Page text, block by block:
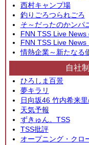
西村キャンプ場
釣りごろつられごろ
そ～だったのかンパ
FNN TSS Live News
FNN TSS Live News
情熱企業～新たなる
自社
ひろしま百景
夢キラリ
日向坂46 竹内希来
天気予報
ずきゅん。TSS
TSS批評
オープニング・クロ